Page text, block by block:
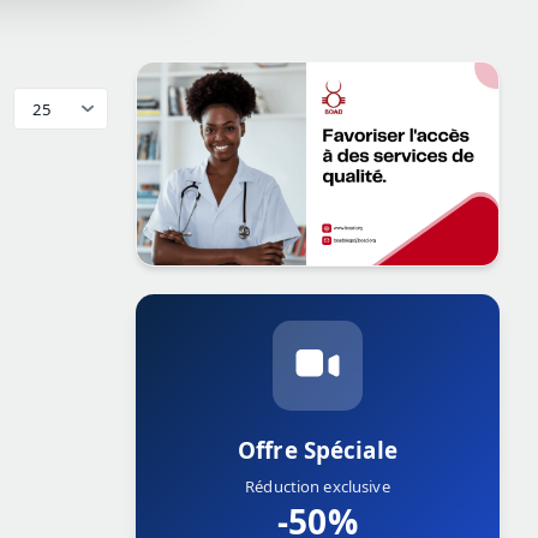
Offre Spéciale
Réduction exclusive
-50%